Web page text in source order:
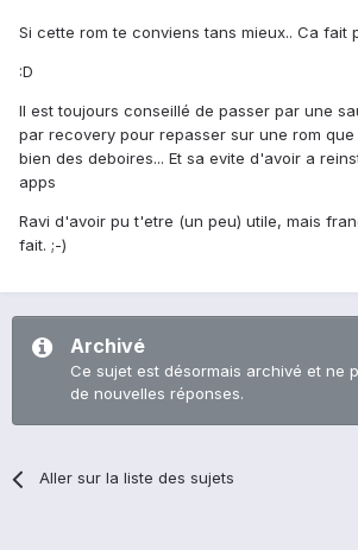
Si cette rom te conviens tans mieux.. Ca fait
:D
Il est toujours conseillé de passer par une
par recovery pour repasser sur une rom que
bien des deboires... Et sa evite d'avoir a
apps
Ravi d'avoir pu t'etre (un peu) utile, mais
fait. ;-)
Archivé
Ce sujet est désormais archivé et ne
de nouvelles réponses.
Aller sur la liste des sujets